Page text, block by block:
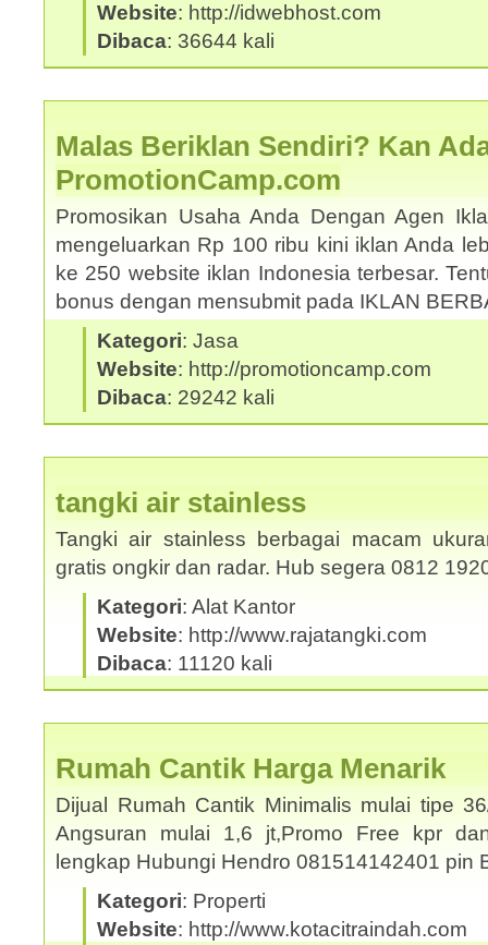
Website: http://idwebhost.com
Dibaca: 36644 kali
Malas Beriklan Sendiri? Kan
PromotionCamp.com
Promosikan Usaha Anda Dengan Agen
mengeluarkan Rp 100 ribu kini iklan Anda
ke 250 website iklan Indonesia terbesar.
bonus dengan mensubmit pada IKLAN
Kategori: Jasa
Website: http://promotioncamp.com
Dibaca: 29242 kali
tangki air stainless
Tangki air stainless berbagai macam
gratis ongkir dan radar. Hub segera 0812
Kategori: Alat Kantor
Website: http://www.rajatangki.com
Dibaca: 11120 kali
Rumah Cantik Harga Menarik
Dijual Rumah Cantik Minimalis mulai tipe
Angsuran mulai 1,6 jt,Promo Free kpr
lengkap Hubungi Hendro 081514142401
Kategori: Properti
Website: http://www.kotacitraindah.com